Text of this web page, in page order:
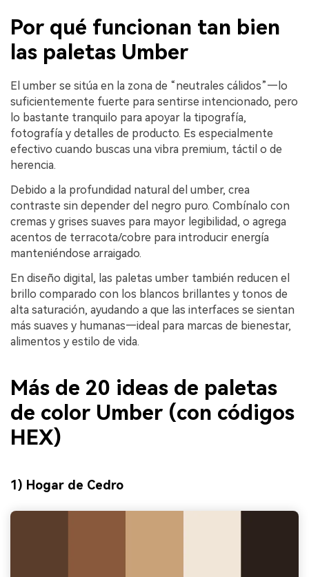
Por qué funcionan tan bien
las paletas Umber
El umber se sitúa en la zona de “neutrales cálidos”—lo
suficientemente fuerte para sentirse intencionado, pero
lo bastante tranquilo para apoyar la tipografía,
fotografía y detalles de producto. Es especialmente
efectivo cuando buscas una vibra premium, táctil o de
herencia.
Debido a la profundidad natural del umber, crea
contraste sin depender del negro puro. Combínalo con
cremas y grises suaves para mayor legibilidad, o agrega
acentos de terracota/cobre para introducir energía
manteniéndose arraigado.
En diseño digital, las paletas umber también reducen el
brillo comparado con los blancos brillantes y tonos de
alta saturación, ayudando a que las interfaces se sientan
más suaves y humanas—ideal para marcas de bienestar,
alimentos y estilo de vida.
Más de 20 ideas de paletas
de color Umber (con códigos
HEX)
1) Hogar de Cedro